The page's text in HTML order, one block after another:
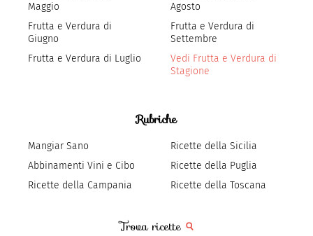
Maggio
Frutta e Verdura di
Giugno
Frutta e Verdura di Luglio
Agosto
Frutta e Verdura di
Settembre
Vedi Frutta e Verdura di
Stagione
Rubriche
Mangiar Sano
Abbinamenti Vini e Cibo
Ricette della Campania
Ricette della Sicilia
Ricette della Puglia
Ricette della Toscana
Trova ricette